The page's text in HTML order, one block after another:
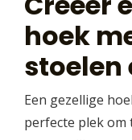
hoek
stoelen
Een gezellige
perfecte plek